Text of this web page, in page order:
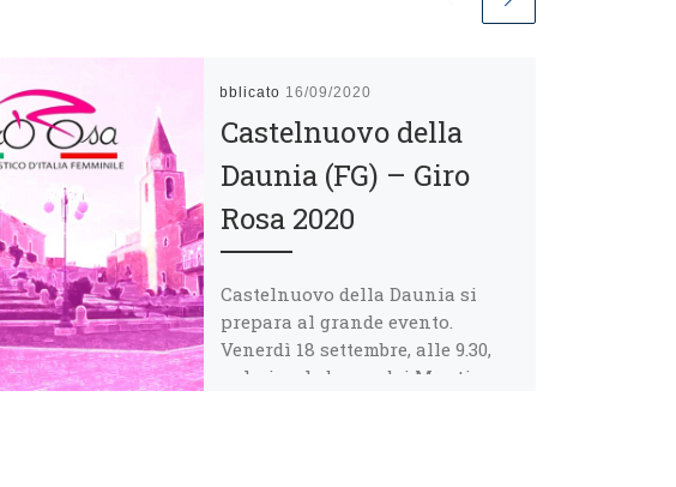
Pubblicato 16/09/2020
Castelnuovo della
Daunia (FG) – Giro
Rosa 2020
Castelnuovo della Daunia si
prepara al grande evento.
Venerdì 18 settembre, alle 9.30,
nel piccolo borgo dei Monti